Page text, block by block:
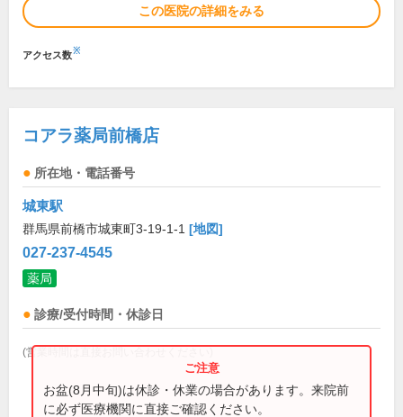
この医院の詳細をみる
アクセス数※
コアラ薬局前橋店
所在地・電話番号
城東駅
群馬県前橋市城東町3-19-1-1 [地図]
027-237-4545
薬局
診療/受付時間・休診日
(営業時間は直接お問い合わせください)
お盆(8月中旬)は休診・休業の場合があります。来院前
に必ず医療機関に直接ご確認ください。